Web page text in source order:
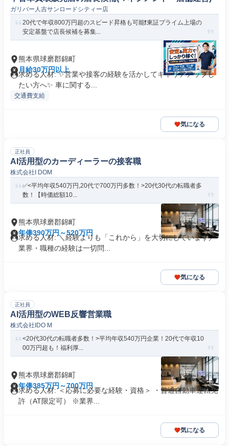
ガリバー人吉サンロードシティー店
20代で年収800万円超のスピード昇格も可能❗️東証プライム上場の
安定基盤で店長候補を募集...
熊本県球磨郡錦町
月給30万円以上
求める人材: ✨️営業や接客の経験を活かしてキャリアアップし
たい方へ✨️ 車に関する...
交通費支給
気になる
正社員
AI活用型のカーディーラーの接客職
株式会社I DOM
✅<平均年収540万円,20代で700万円多数！>20代30代の転職者多
数！【時価総額10...
熊本県球磨郡錦町
年俸390万円～520万円
求める人材: ＼経験よりも「これから」を大切にしています／
業界・職種の経験は一切問...
気になる
正社員
AI活用型のWEB反響営業職
株式会社IDO M
<20代30代の転職者多数！>平均年収540万円企業！20代で年収10
00万円超も！福利厚...
熊本県球磨郡錦町
年俸385万円～700万円
求める人材: ＜応募に必要な経験・資格＞ ・普通自動車運転免
許（AT限定可） ※業界...
気になる